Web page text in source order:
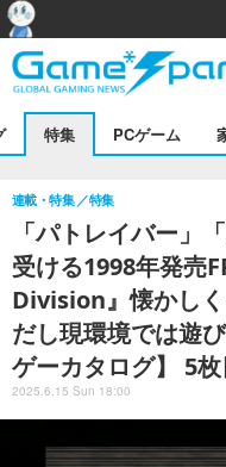
特集 PCゲーム
「パトレイバー」
受ける1998年発
Division』懐かし
だし現環境では遊
ゲーカタログ】 5
連載・特集 特集
2025.6.15 Sun 18:00